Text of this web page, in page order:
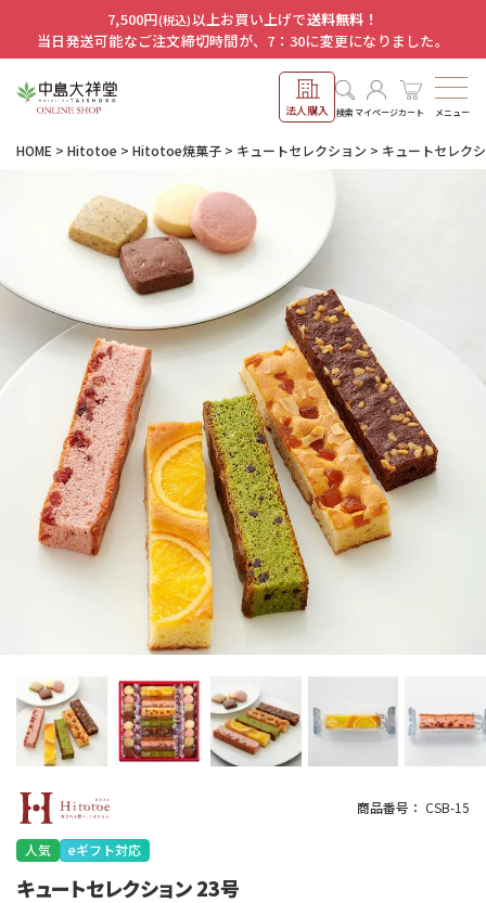
7,500円(税込)以上お買い上げで送料無料！
当日発送可能なご注文締切時間が、7：30に変更になりました。
法人購入 検索マイページカート メニュー
HOME Hitotoe Hitotoe焼菓子 キュートセレクション キュートセレク
商品番号 CSB-15
人気 eギフト対応
キュートセレクション 23号